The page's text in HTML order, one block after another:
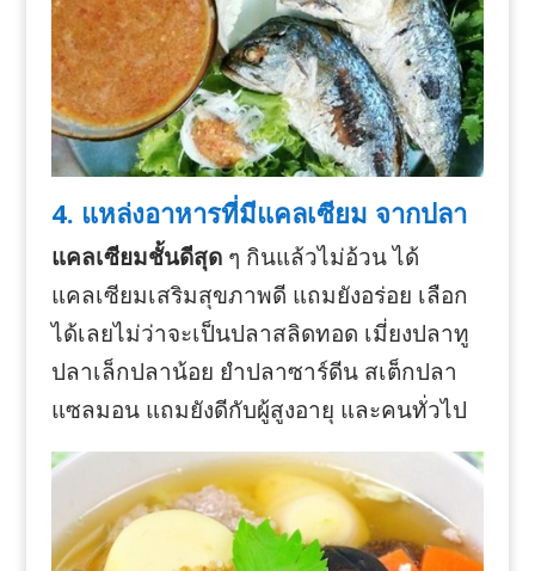
4. แหล่งอาหารที่มีแคลเซียม จากปลา
แคลเซียมชั้นดีสุดๆ กินแล้วไม่อ้วน ได้
แคลเซียมเสริมสุขภาพดี แถมยังอร่อย เลือก
ได้เลยไม่ว่าจะเป็นปลาสลิดทอด เมี่ยงปลาทู
ปลาเล็กปลาน้อย ยำปลาซาร์ดีน สเต็กปลา
แซลมอน แถมยังดีกับผู้สูงอายุ และคนทั่วไป